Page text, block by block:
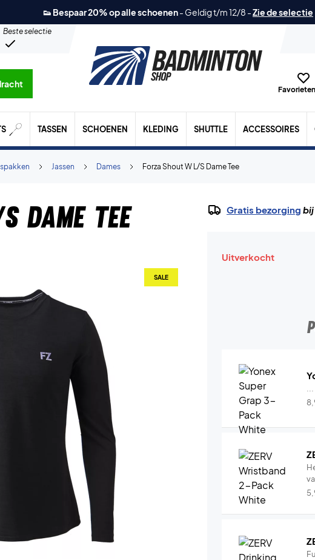
👟 Bespaar 20% op alle schoenen- Geldig t/m 12/8 -Zie de selectie
Beste selectie
TASSEN SCHOENEN KLEDING SHUTTLE ACCESSOIRES
Forza Shout W L/S Dame Tee
Dames
Jassen
Dame Tee
SALE
Gratis bezorging bij
Uitverkocht